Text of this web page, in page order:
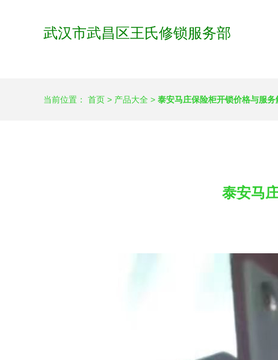
武汉市武昌区王氏修锁服务部
当前位置： 首页 > 产品大全 > 泰安马庄保险柜开锁价格与服
泰安马